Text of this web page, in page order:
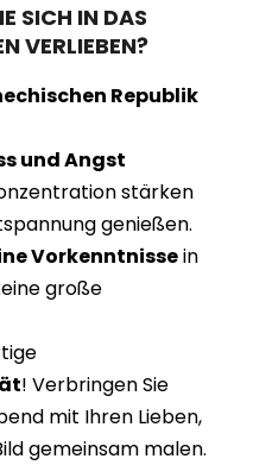
SICH IN DAS
VERLIEBEN?
Republik
und Angst
stärken
genießen.
Vorkenntnissein
große
! Verbringen Sie
mit Ihren Lieben,
gemeinsam malen.